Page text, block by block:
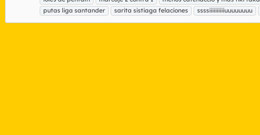
putas liga santander
sarita sistiaga felaciones ssssiiiiiiiiiiuuuuuuuu